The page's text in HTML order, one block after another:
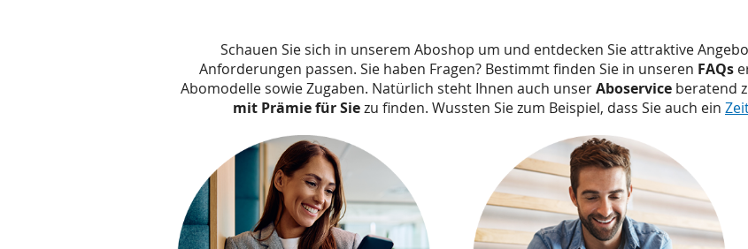
Schauen Sie sich in unserem Aboshop um und entdecken Sie attraktive
Anforderungen passen. Sie haben Fragen? Bestimmt finden Sie in unseren FAQs
Abomodelle sowie Zugaben. Natürlich steht Ihnen auch unserAboservice beratend
mit Prämie für Siezu finden. Wussten Sie zum Beispiel, dass Sie auch ein